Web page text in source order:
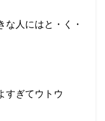
な人にはと・く・
すぎてウトウ